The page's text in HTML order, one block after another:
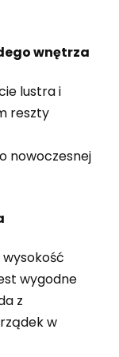
wnętrza
lustra i
reszty
nowoczesnej
wygodne
z
w